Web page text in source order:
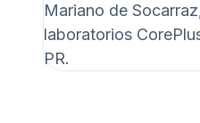
Mariano de
laboratorios
PR.